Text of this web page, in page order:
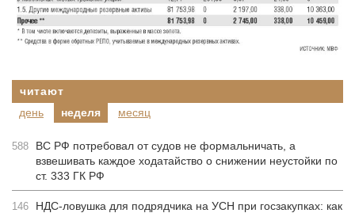
читают
день
неделя месяц
588
ВС РФ потребовал от судов не формальничать, а
взвешивать каждое ходатайство о снижении неустойки по
ст. 333 ГК РФ
146
НДС-ловушка для подрядчика на УСН при госзакупках: как